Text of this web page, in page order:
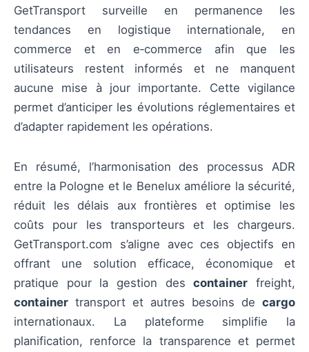
GetTransport surveille en permanence les
tendances en logistique internationale, en
commerce et en e‑commerce afin que les
utilisateurs restent informés et ne manquent
aucune mise à jour importante. Cette vigilance
permet d’anticiper les évolutions réglementaires et
d’adapter rapidement les opérations.
En résumé, l’harmonisation des processus ADR
entre la Pologne et le Benelux améliore la sécurité,
réduit les délais aux frontières et optimise les
coûts pour les transporteurs et les chargeurs.
GetTransport.com s’aligne avec ces objectifs en
offrant une solution efficace, économique et
pratique pour la gestion descontainer freight,
container transport et autres besoins de cargo
internationaux. La plateforme simplifie la
planification, renforce la transparence et permet